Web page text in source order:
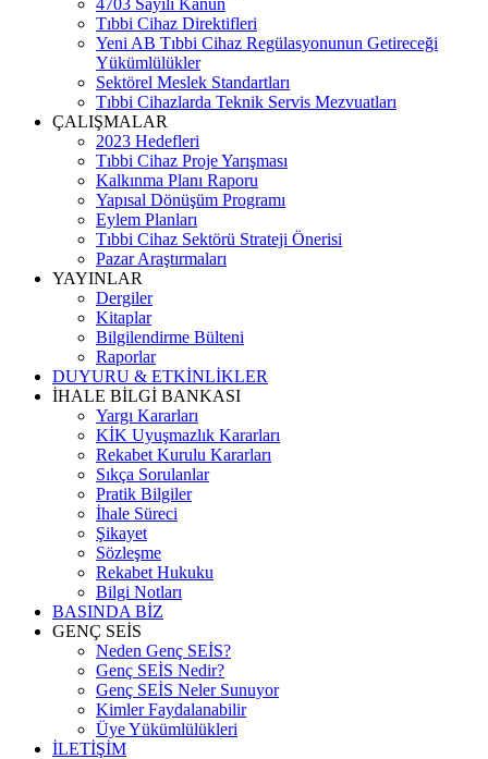
4703 Sayılı Kanun
Tıbbi Cihaz Direktifleri
Yeni AB Tıbbi Cihaz Regülasyonunun Getireceği
Yükümlülükler
Sektörel Meslek Standartları
Tıbbi Cihazlarda Teknik Servis Mezvuatları
ÇALIŞMALAR
2023 Hedefleri
Tıbbi Cihaz Proje Yarışması
Kalkınma Planı Raporu
Yapısal Dönüşüm Programı
Eylem Planları
Tıbbi Cihaz Sektörü Strateji Önerisi
Pazar Araştırmaları
YAYINLAR
Dergiler
Kitaplar
Bilgilendirme Bülteni
Raporlar
DUYURU & ETKİNLİKLER
İHALE BİLGİ BANKASI
Yargı Kararları
KİK Uyuşmazlık Kararları
Rekabet Kurulu Kararları
Sıkça Sorulanlar
Pratik Bilgiler
İhale Süreci
Şikayet
Sözleşme
Rekabet Hukuku
Bilgi Notları
BASINDA BİZ
GENÇ SEİS
Neden Genç SEİS?
Genç SEİS Nedir?
Genç SEİS Neler Sunuyor
Kimler Faydalanabilir
Üye Yükümlülükleri
İLETİŞİM